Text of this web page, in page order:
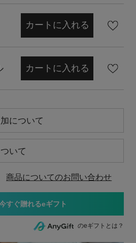
カートに入れる
カートに入れる
について
いて
商品についてのお問い合わせ
のeギフトとは？